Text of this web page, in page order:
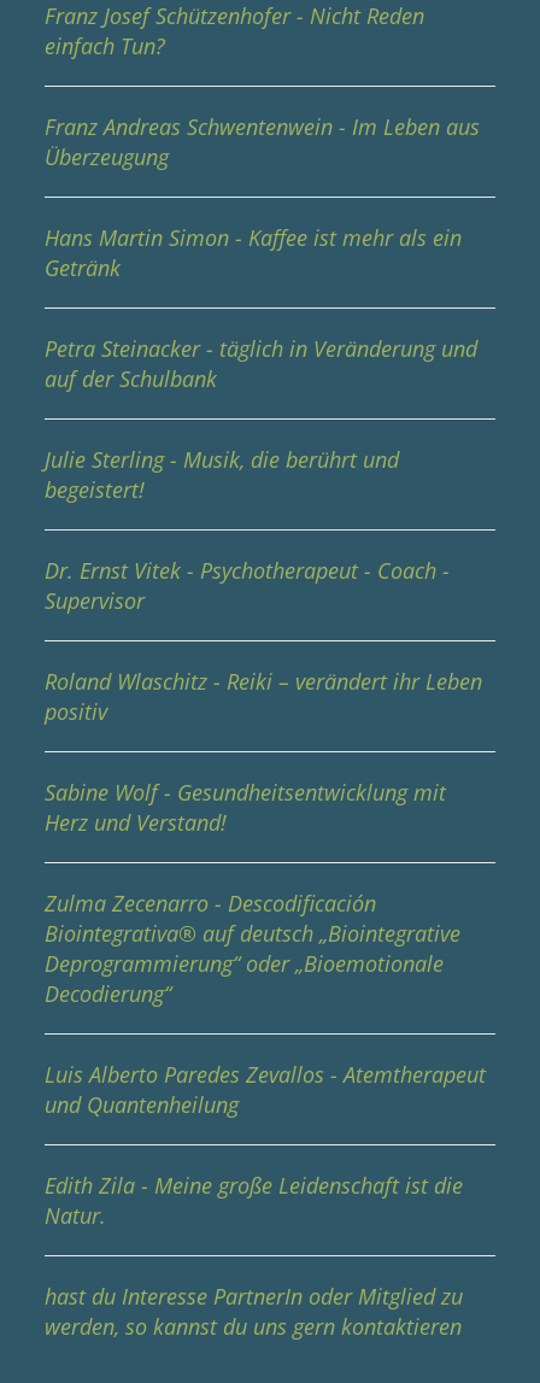
Franz Josef Schützenhofer - Nicht Reden
einfach Tun?
Franz Andreas Schwentenwein - Im Leben aus
Überzeugung
Hans Martin Simon - Kaffee ist mehr als ein
Getränk
Petra Steinacker - täglich in Veränderung und
auf der Schulbank
Julie Sterling - Musik, die berührt und
begeistert!
Dr. Ernst Vitek - Psychotherapeut - Coach -
Supervisor
Roland Wlaschitz - Reiki – verändert ihr Leben
positiv
Sabine Wolf - Gesundheitsentwicklung mit
Herz und Verstand!
Zulma Zecenarro - Descodificación
Biointegrativa® auf deutsch „Biointegrative
Deprogrammierung“ oder „Bioemotionale
Decodierung“
Luis Alberto Paredes Zevallos - Atemtherapeut
und Quantenheilung
Edith Zila - Meine große Leidenschaft ist die
Natur.
hast du Interesse PartnerIn oder Mitglied zu
werden, so kannst du uns gern kontaktieren